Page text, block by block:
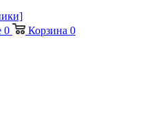
0 Корзина 0